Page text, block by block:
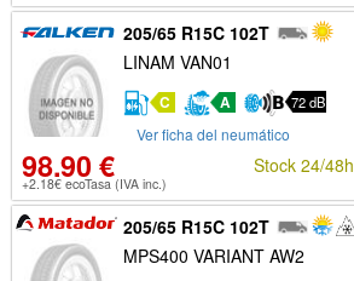
205/65 R15C 102T
LINAM VAN01
C A 72 dB
Ver ficha del neumático
98.90 €
+2.18€ ecoTasa (IVA inc.)
Stock 24/48h
205/65 R15C 102T
MPS400 VARIANT AW2